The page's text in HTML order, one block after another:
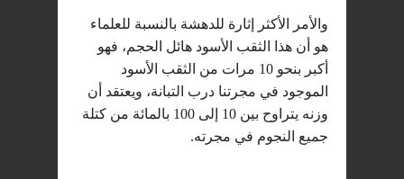
والأمر الأكثر إثارة للدهشة بالنسبة للعلماء
هو أن هذا الثقب الأسود هائل الحجم، فهو
أكبر بنحو 10 مرات من الثقب الأسود
الموجود في مجرتنا درب التبانة، ويعتقد أن
وزنه يتراوح بين 10 إلى 100 بالمائة من كتلة
جميع النجوم في مجرته.